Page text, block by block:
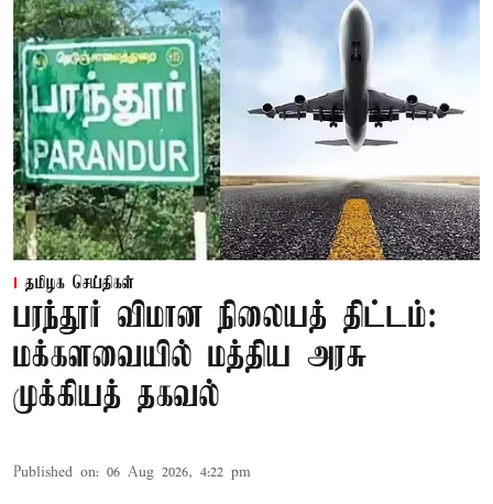
தமிழக செய்திகள்
பரந்தூர் விமான நிலையத் திட்டம்:
மக்களவையில் மத்திய அரசு
முக்கியத் தகவல்
Published on: 06 Aug 2026, 4:22 pm